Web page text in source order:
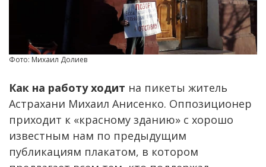
Фото: Михаил Долиев
Как на работу ходит на пикеты житель
Астрахани Михаил Анисенко. Оппозиционер
приходит к «красному зданию» с хорошо
известным нам по предыдущим
публикациям плакатом, в котором